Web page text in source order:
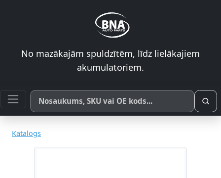
No mazākajām spuldzītēm, līdz lielākajiem
akumulatoriem.
Meklēt pēc produkta nosaukuma, SKU vai OE koda
Katalogs